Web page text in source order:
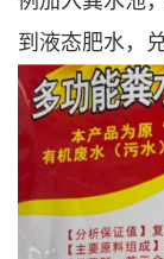
到液态肥水，